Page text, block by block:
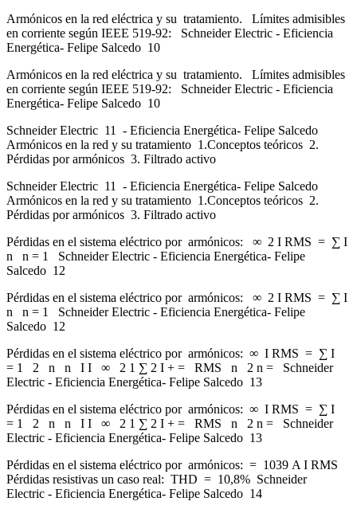
Armónicos en la red eléctrica y su tratamiento. Límites admisibles
en corriente según IEEE 519-92: Schneider Electric - Eficiencia
Energética- Felipe Salcedo 10
Armónicos en la red eléctrica y su tratamiento. Límites admisibles
en corriente según IEEE 519-92: Schneider Electric - Eficiencia
Energética- Felipe Salcedo 10
Schneider Electric 11 - Eficiencia Energética- Felipe Salcedo
Armónicos en la red y su tratamiento 1.Conceptos teóricos 2.
Pérdidas por armónicos 3. Filtrado activo
Schneider Electric 11 - Eficiencia Energética- Felipe Salcedo
Armónicos en la red y su tratamiento 1.Conceptos teóricos 2.
Pérdidas por armónicos 3. Filtrado activo
Pérdidas en el sistema eléctrico por armónicos: ∞ 2 I RMS = ∑ I
n n = 1 Schneider Electric - Eficiencia Energética- Felipe
Salcedo 12
Pérdidas en el sistema eléctrico por armónicos: ∞ 2 I RMS = ∑ I
n n = 1 Schneider Electric - Eficiencia Energética- Felipe
Salcedo 12
Pérdidas en el sistema eléctrico por armónicos: ∞ I RMS = ∑ I
= 1 2 n n I I ∞ 2 1 ∑ 2 I + = RMS n 2 n = Schneider
Electric - Eficiencia Energética- Felipe Salcedo 13
Pérdidas en el sistema eléctrico por armónicos: ∞ I RMS = ∑ I
= 1 2 n n I I ∞ 2 1 ∑ 2 I + = RMS n 2 n = Schneider
Electric - Eficiencia Energética- Felipe Salcedo 13
Pérdidas en el sistema eléctrico por armónicos: = 1039 A I RMS
Pérdidas resistivas un caso real: THD = 10,8% Schneider
Electric - Eficiencia Energética- Felipe Salcedo 14